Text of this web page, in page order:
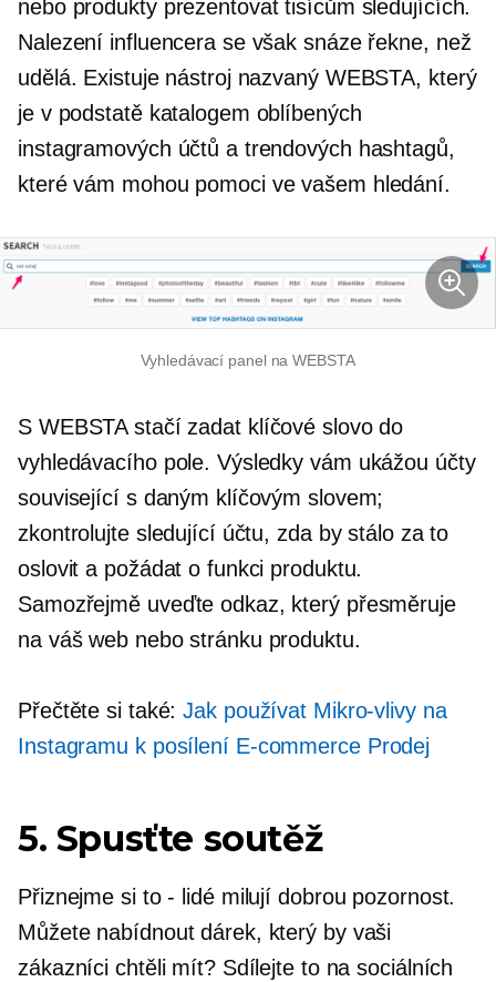
nebo produkty prezentovat tisícům sledujících.
Nalezení influencera se však snáze řekne, než
udělá. Existuje nástroj nazvaný WEBSTA, který
je v podstatě katalogem oblíbených
instagramových účtů a trendových hashtagů,
které vám mohou pomoci ve vašem hledání.
Vyhledávací panel na WEBSTA
S WEBSTA stačí zadat klíčové slovo do
vyhledávacího pole. Výsledky vám ukážou účty
související s daným klíčovým slovem;
zkontrolujte sledující účtu, zda by stálo za to
oslovit a požádat o funkci produktu.
Samozřejmě uveďte odkaz, který přesměruje
na váš web nebo stránku produktu.
Přečtěte si také:Jak používat Mikro-vlivyna
Instagramu k posílení E-commerceProdej
5. Spusťte soutěž
Přiznejme si to- lidé milují dobrou pozornost.
Můžete nabídnout dárek, který by vaši
zákazníci chtěli mít? Sdílejte to na sociálních